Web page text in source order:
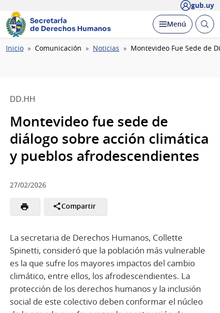
gub.uy
Secretaría
de Derechos Humanos
Desplegar
Menú Abrir
Ruta
Inicio Comunicación Noticias Montevideo Fue Sede de
DD.HH
Montevideo fue sede de
diálogo sobre acción climática
y pueblos afrodescendientes
27/02/2026
Compartir
La secretaria de Derechos Humanos, Collette
Spinetti, consideró que la población más vulnerable
es la que sufre los mayores impactos del cambio
climático, entre ellos, los afrodescendientes. La
protección de los derechos humanos y la inclusión
social de este colectivo deben conformar el núcleo